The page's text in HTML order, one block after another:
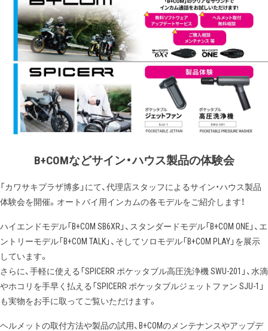
B+COMなどサイン・ハウス製品の体験会
「カワサキプラザ博多」にて、代理店スタッフによるサイン・ハウス製品
体験会を開催。オートバイ用インカムの各モデルをご紹介します！
ハイエンドモデル「B+COM SB6XR」、スタンダードモデル「B+COM ONE」、エ
ントリーモデル「B+COM TALK」、そしてソロモデル「B+COM PLAY」を展示
しています。
さらに、手軽に使える「SPICERR ポケッタブル高圧洗浄機 SWU-201」、水滴
やホコリを手早く払える「SPICERR ポケッタブルジェットファン SJU-1」
も実物をお手に取ってご覧いただけます。
ヘルメットの取付方法や製品の試用、B+COMのメンテナンスやアップデ